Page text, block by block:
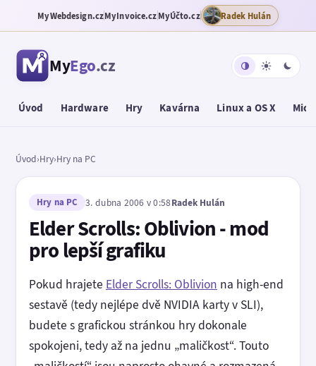
MyWebdesign.czMyInvoice.czMyÚčto.cz Radek Hulán
MyEgo.cz
Úvod Hardware Hry Kavárna Linux a OS X
Úvod›Hry›Hry na PC
Hry na PC 3. dubna 2006 v 0:58Radek Hulán
Elder Scrolls: Oblivion - mod
pro lepší grafiku
Pokud hrajete Elder Scrolls: Oblivion na high-end
sestavě (tedy nejlépe dvě NVIDIA karty v SLI),
budete s grafickou stránkou hry dokonale
spokojeni, tedy až na jednu „maličkost“. Touto